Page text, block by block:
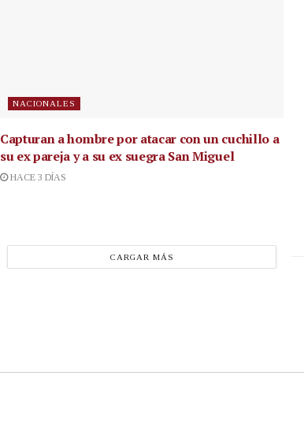
NACIONALES
Capturan a hombre por atacar con un cuchillo a
su ex pareja y a su ex suegra San Miguel
HACE 3 DÍAS
CARGAR MÁS